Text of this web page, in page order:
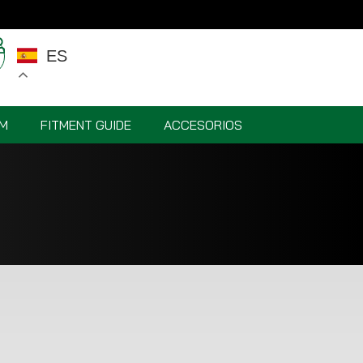
ES
FITMENT GUIDE ACCESORIOS